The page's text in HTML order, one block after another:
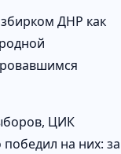
ДНР как
ЦИК
на них: за